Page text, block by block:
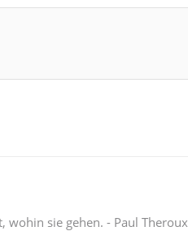
wohin sie gehen. - Paul Theroux